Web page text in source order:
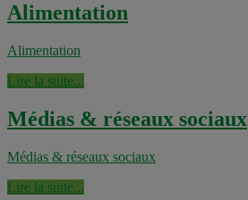
Alimentation
Alimentation
Lire la suite...
Médias & réseaux sociaux
Médias & réseaux sociaux
Lire la suite...